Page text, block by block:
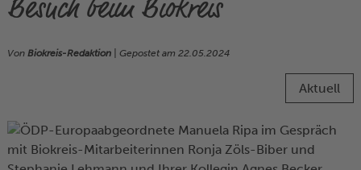
Besuch beim Biokreis
Von Biokreis-Redaktion| Gepostet am 22.05.2024
Aktuell